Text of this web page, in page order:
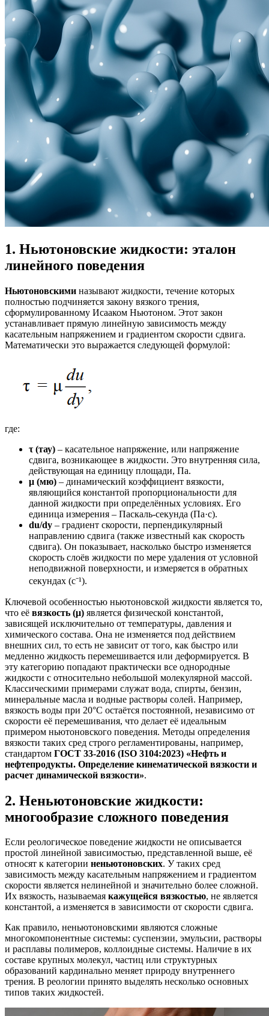
1. Ньютоновские жидкости: эталон
линейного поведения
Ньютоновскими называют жидкости, течение которых
полностью подчиняется закону вязкого трения,
сформулированному Исааком Ньютоном. Этот закон
устанавливает прямую линейную зависимость между
касательным напряжением и градиентом скорости сдвига.
Математически это выражается следующей формулой:
где:
τ (тау) – касательное напряжение, или напряжение
сдвига, возникающее в жидкости. Это внутренняя сила,
действующая на единицу площади, Па.
μ (мю) – динамический коэффициент вязкости,
являющийся константой пропорциональности для
данной жидкости при определённых условиях. Его
единица измерения – Паскаль-секунда (Па·с).
du/dy – градиент скорости, перпендикулярный
направлению сдвига (также известный как скорость
сдвига). Он показывает, насколько быстро изменяется
скорость слоёв жидкости по мере удаления от условной
неподвижной поверхности, и измеряется в обратных
секундах (с⁻¹).
Ключевой особенностью ньютоновской жидкости является то,
что её вязкость (μ) является физической константой,
зависящей исключительно от температуры, давления и
химического состава. Она не изменяется под действием
внешних сил, то есть не зависит от того, как быстро или
медленно жидкость перемешивается или деформируется. В
эту категорию попадают практически все однородные
жидкости с относительно небольшой молекулярной массой.
Классическими примерами служат вода, спирты, бензин,
минеральные масла и водные растворы солей. Например,
вязкость воды при 20°C остаётся постоянной, независимо от
скорости её перемешивания, что делает её идеальным
примером ньютоновского поведения. Методы определения
вязкости таких сред строго регламентированы, например,
стандартом ГОСТ 33-2016 (ISO 3104:2023) «Нефть и
нефтепродукты. Определение кинематической вязкости и
расчет динамической вязкости».
2. Неньютоновские жидкости:
многообразие сложного поведения
Если реологическое поведение жидкости не описывается
простой линейной зависимостью, представленной выше, её
относят к категории неньютоновских. У таких сред
зависимость между касательным напряжением и градиентом
скорости является нелинейной и значительно более сложной.
Их вязкость, называемая кажущейся вязкостью, не является
константой, а изменяется в зависимости от скорости сдвига.
Как правило, неньютоновскими являются сложные
многокомпонентные системы: суспензии, эмульсии, растворы
и расплавы полимеров, коллоидные системы. Наличие в их
составе крупных молекул, частиц или структурных
образований кардинально меняет природу внутреннего
трения. В реологии принято выделять несколько основных
типов таких жидкостей.